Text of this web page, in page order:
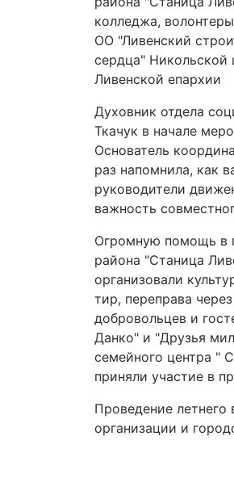
колледжа,
ОО "Ливенский
сердца" Никольской
Ливенской епархии
Духовник отдела
Ткачук в начале
Основатель
раз напомнила, как
руководители
важность
Огромную помощь в
района "Станица
организовали
тир, переправа
добровольцев и
Данко" и "Друзья
семейного центра "
приняли участие в
Проведение
организации и